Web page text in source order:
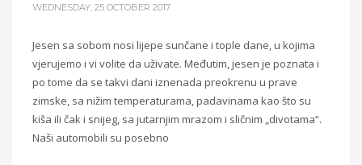
WEDNESDAY, 25 OCTOBER 2017
Jesen sa sobom nosi lijepe sunčane i tople dane, u kojima
vjerujemo i vi volite da uživate. Međutim, jesen je poznata i
po tome da se takvi dani iznenada preokrenu u prave
zimske, sa nižim temperaturama, padavinama kao što su
kiša ili čak i snijeg, sa jutarnjim mrazom i sličnim „divotama“.
Naši automobili su posebno